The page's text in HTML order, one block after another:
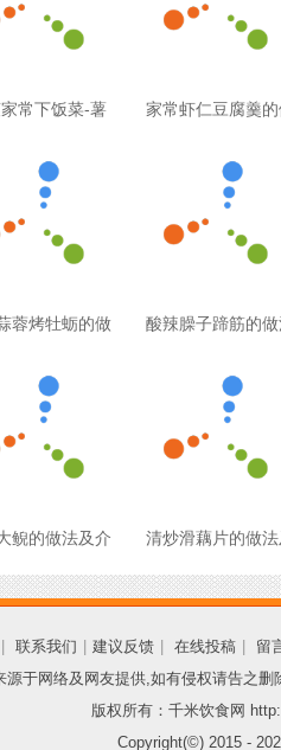
常下饭菜-薯 家常虾仁豆腐羹
蓉烤牡蛎的做 酸辣臊子蹄筋的
鲵的做法及介 清炒滑藕片的做
联系我们 建议反馈 在线投稿
留
源于网络及网友提供,如有侵权请告之
版权所有：千米饮食网
Copyright(©) 2015 -